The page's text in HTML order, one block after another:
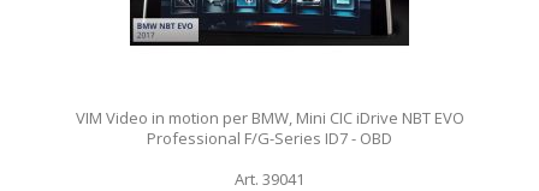
VIM Video in motion per BMW, Mini CIC iDrive NBT EVO
Professional F/G-Series ID7 - OBD
Art. 39041